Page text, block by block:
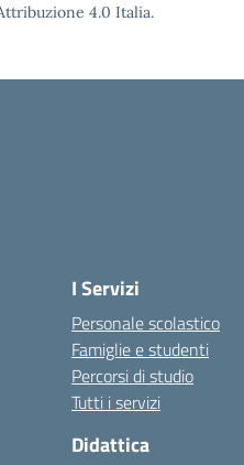
4.0 Italia.
I Servizi
Personale scolastico
Famiglie e studenti
Percorsi di studio
Tutti i servizi
Didattica